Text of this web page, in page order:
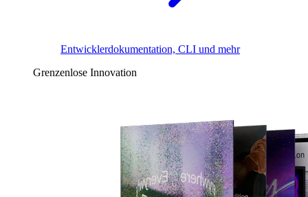
Entwicklerdokumentation, CLI und mehr
Grenzenlose Innovation